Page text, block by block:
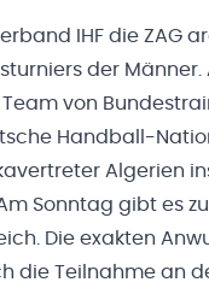
IHF die ZAG
der Männer.
von
Handball-
Algerien
Sonntag gibt es
Die exakten
die Teilnahme an